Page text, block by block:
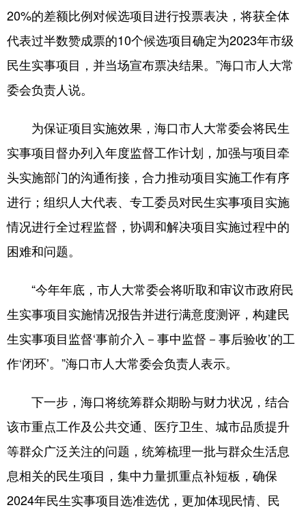
20%的差额比例对候选项目进行投票表决，将获全体
代表过半数赞成票的10个候选项目确定为2023年市级
民生实事项目，并当场宣布票决结果。”海口市人大常
委会负责人说。
为保证项目实施效果，海口市人大常委会将民生
实事项目督办列入年度监督工作计划，加强与项目牵
头实施部门的沟通衔接，合力推动项目实施工作有序
进行；组织人大代表、专工委员对民生实事项目实施
情况进行全过程监督，协调和解决项目实施过程中的
困难和问题。
“今年年底，市人大常委会将听取和审议市政府民
生实事项目实施情况报告并进行满意度测评，构建民
生实事项目监督‘事前介入－事中监督－事后验收’的工
作‘闭环’。”海口市人大常委会负责人表示。
下一步，海口将统筹群众期盼与财力状况，结合
该市重点工作及公共交通、医疗卫生、城市品质提升
等群众广泛关注的问题，统筹梳理一批与群众生活息
息相关的民生项目，集中力量抓重点补短板，确保
2024年民生实事项目选准选优，更加体现民情、民